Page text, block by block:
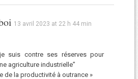
13 avril 2023 at 22 h 44 min
suis contre ses réserves pour
agriculture industrielle”
de la productivité à outrance »